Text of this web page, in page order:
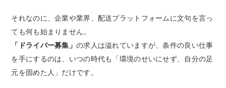
それなのに、企業や業界、配送プラットフォームに文句を言っ
ても何も始まりません。
「ドライバー募集」 の求人は溢れていますが、条件の良い仕事
を手にするのは、いつの時代も「環境のせいにせず、自分の足
元を固めた人」だけです。